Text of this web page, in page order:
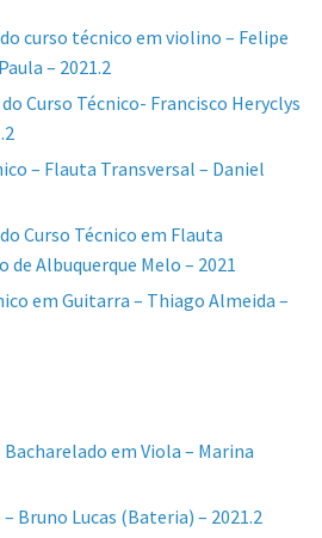
curso técnico em violino – Felipe
– 2021.2
Curso Técnico- Francisco Heryclys
– Flauta Transversal – Daniel
Curso Técnico em Flauta
de Albuquerque Melo – 2021
em Guitarra – Thiago Almeida –
em Viola – Marina
Bruno Lucas (Bateria) – 2021.2